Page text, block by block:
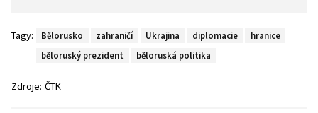
Tagy: Bělorusko zahraničí Ukrajina diplomacie
hranice
běloruský prezident
běloruská politika
Zdroje: ČTK